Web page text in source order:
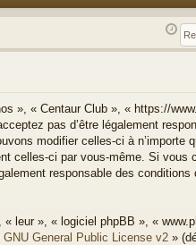
», « Centaur Club », « https://
pas d’être légalement
modifier celles-ci à n’importe
celles-ci par vous-même. Si vous
responsable des
leur », « logiciel phpBB », «
GNU General Public License v2 »